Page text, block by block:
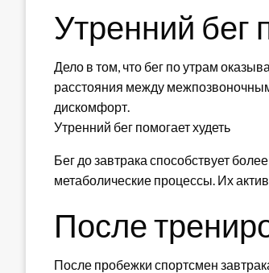
Утренний бег
Дело в том, что бег по утрам
расстояния между
дискомфорт.
Утренний бег помогает худеть
Бег до завтрака способствует
метаболические процессы. Их
После
После пробежки спортсмен